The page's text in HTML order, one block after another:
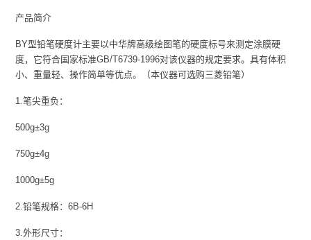
产品简介
BY型铅笔硬度计主要以中华牌高级绘图笔的硬度标号来测定涂膜硬
度，它符合国家标准GB/T6739-1996对该仪器的规定要求。具有体积
小、重量轻、操作简单等优点。（本仪器可选购三菱铅笔）
1.笔尖重负：
500g±3g
750g±4g
1000g±5g
2.铅笔规格：6B-6H
3.外形尺寸：